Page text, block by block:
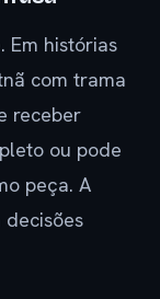
Em histórias
com trama
receber
ou pode
peça. A